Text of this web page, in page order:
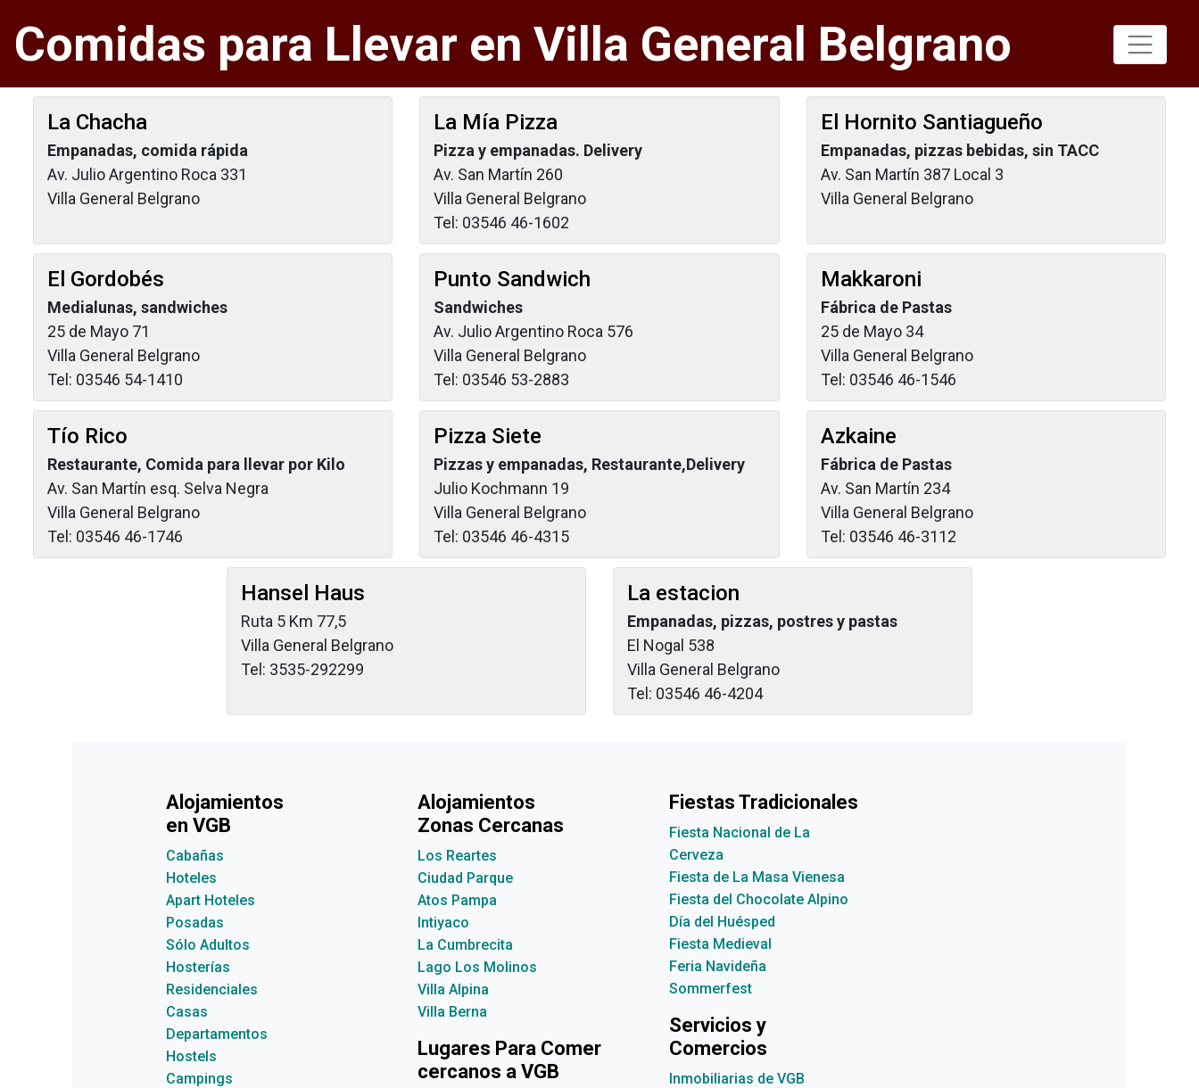
Comidas para Llevar en Villa General Belgrano
La Chacha
Empanadas, comida rápida
Av. Julio Argentino Roca 331
Villa General Belgrano
La Mía Pizza
Pizza y empanadas. Delivery
Av. San Martín 260
Villa General Belgrano
Tel: 03546 46-1602
El Hornito Santiagueño
Empanadas, pizzas bebidas, sin TACC
Av. San Martín 387 Local 3
Villa General Belgrano
El Gordobés
Medialunas, sandwiches
25 de Mayo 71
Villa General Belgrano
Tel: 03546 54-1410
Punto Sandwich
Sandwiches
Av. Julio Argentino Roca 576
Villa General Belgrano
Tel: 03546 53-2883
Makkaroni
Fábrica de Pastas
25 de Mayo 34
Villa General Belgrano
Tel: 03546 46-1546
Tío Rico
Restaurante, Comida para llevar por Kilo
Av. San Martín esq. Selva Negra
Villa General Belgrano
Tel: 03546 46-1746
Pizza Siete
Pizzas y empanadas, Restaurante,Delivery
Julio Kochmann 19
Villa General Belgrano
Tel: 03546 46-4315
Azkaine
Fábrica de Pastas
Av. San Martín 234
Villa General Belgrano
Tel: 03546 46-3112
Hansel Haus
Ruta 5 Km 77,5
Villa General Belgrano
Tel: 3535-292299
La estacion
Empanadas, pizzas, postres y pastas
El Nogal 538
Villa General Belgrano
Tel: 03546 46-4204
Alojamientos
en VGB
Cabañas
Hoteles
Apart Hoteles
Posadas
Sólo Adultos
Hosterías
Residenciales
Casas
Departamentos
Hostels
Campings
Alojamientos
Zonas Cercanas
Los Reartes
Ciudad Parque
Atos Pampa
Intiyaco
La Cumbrecita
Lago Los Molinos
Villa Alpina
Villa Berna
Lugares Para Comer
cercanos a VGB
Fiestas Tradicionales
Fiesta Nacional de La
Cerveza
Fiesta de La Masa Vienesa
Fiesta del Chocolate Alpino
Día del Huésped
Fiesta Medieval
Feria Navideña
Sommerfest
Servicios y
Comercios
Inmobiliarias de VGB